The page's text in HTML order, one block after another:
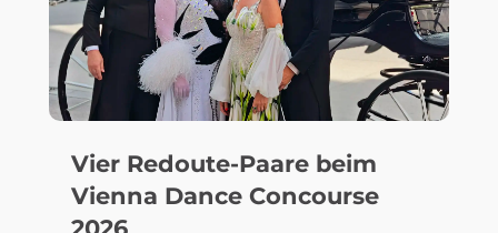
Vier Redoute-Paare beim
Vienna Dance Concourse